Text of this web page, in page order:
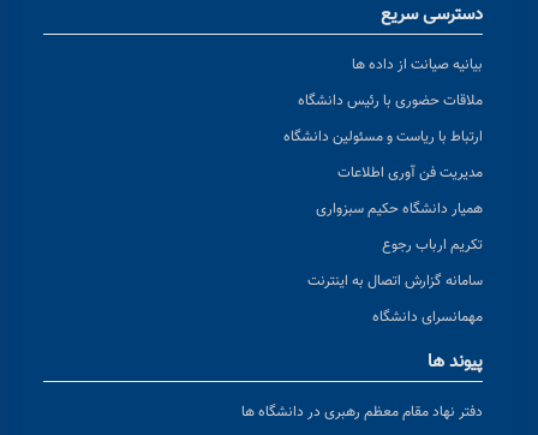
دسترسی سریع
بیانیه صیانت از داده ها
ملاقات حضوری با رئیس دانشگاه
ارتباط با ریاست و مسئولین دانشگاه
مدیریت فن آوری اطلاعات
همیار دانشگاه حکیم سبزواری
تکریم ارباب رجوع
سامانه گزارش اتصال به اینترنت
مهمانسرای دانشگاه
پیوند ها
دفتر نهاد مقام معظم رهبری در دانشگاه ها